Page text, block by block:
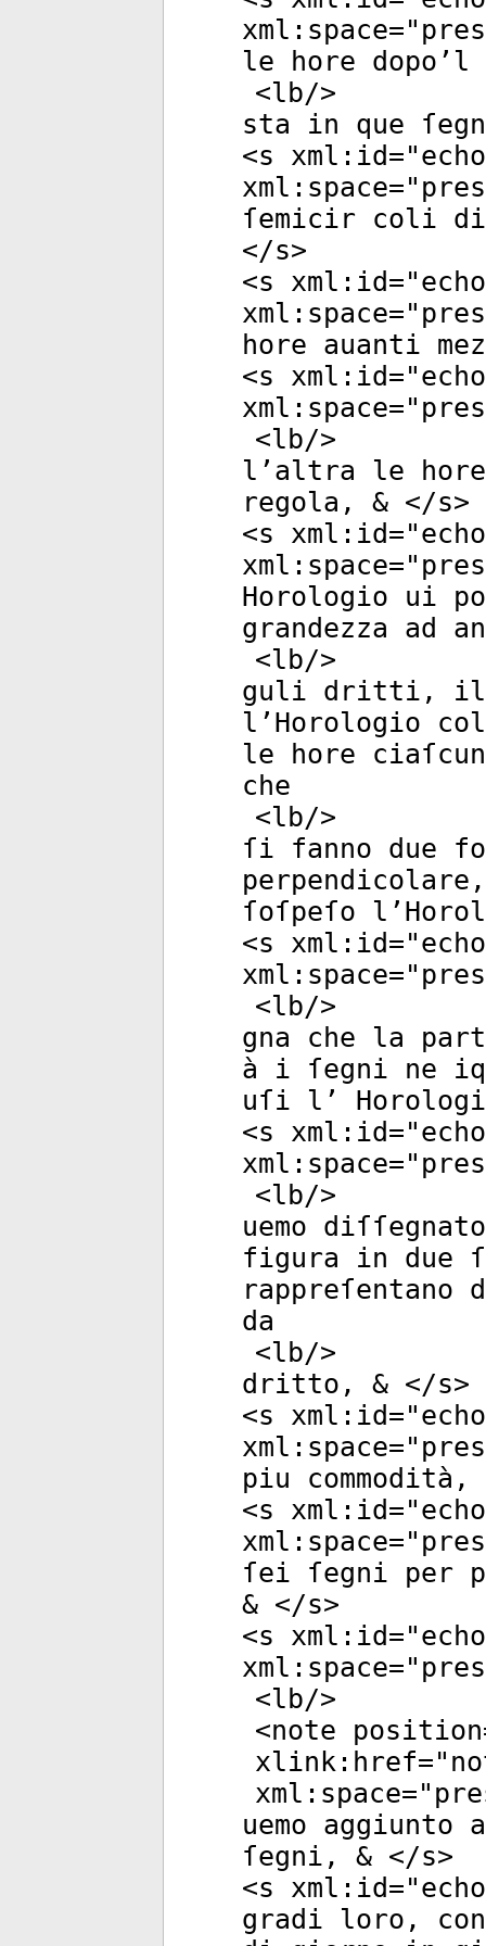
xml:space="
le hore dopo’l
<lb/>
sta in que
<s xml:id="
xml:space="
ſemicir coli
</s>
<s xml:id="
xml:space="
hore auanti
<s xml:id="
xml:space="
<lb/>
l’altra le hore
regola, & </s>
<s xml:id="
xml:space="
Horologio ui
grandezza ad
<lb/>
guli dritti,
l’Horologio
le hore
che
<lb/>
ſi fanno due
ſoſpeſo
<s xml:id="
xml:space="
<lb/>
gna che la
à i ſegni ne
uſi l’
<s xml:id="
xml:space="
<lb/>
uemo
figura in due
da
<lb/>
dritto, & </s>
<s xml:id="
xml:space="
piu commodità,
<s xml:id="
xml:space="
ſei ſegni per
& </s>
<s xml:id="
xml:space="
<lb/>
<note position
xlink:href="
xml:space="
uemo
ſegni, & </s>
<s xml:id="
gradi loro,